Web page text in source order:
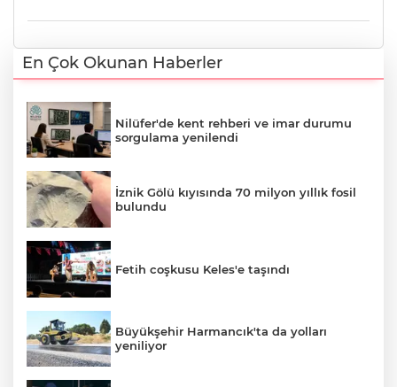
En Çok Okunan Haberler
Nilüfer'de kent rehberi ve imar durumu
sorgulama yenilendi
İznik Gölü kıyısında 70 milyon yıllık fosil
bulundu
Fetih coşkusu Keles'e taşındı
Büyükşehir Harmancık'ta da yolları
yeniliyor